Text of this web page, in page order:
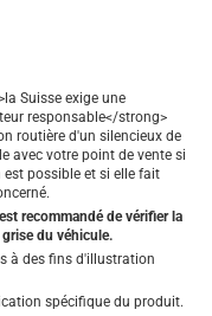
Suisse exige une
responsable</strong>
routière d'un silencieux de
avec votre point de vente si
possible et si elle fait
recommandé de vérifier la
du véhicule.
à des fins d'illustration
spécifique du produit.